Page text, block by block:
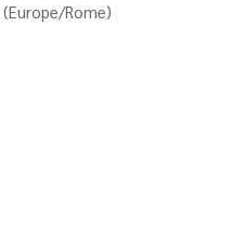
(Europe/Rome)